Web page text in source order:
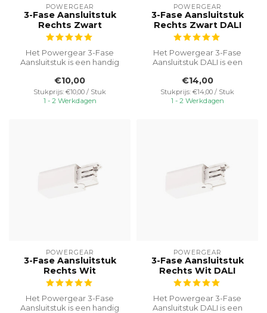
POWERGEAR
3-Fase Aansluitstuk
Rechts Zwart
Het Powergear 3-Fase
Aansluitstuk is een handig
zorg...
€10,00
Stukprijs: €10,00 / Stuk
1 - 2 Werkdagen
POWERGEAR
3-Fase Aansluitstuk
Rechts Zwart DALI
Het Powergear 3-Fase
Aansluitstuk DALI is een
onderdeel dat...
€14,00
Stukprijs: €14,00 / Stuk
1 - 2 Werkdagen
POWERGEAR
3-Fase Aansluitstuk
Rechts Wit
Het Powergear 3-Fase
Aansluitstuk is een handig
POWERGEAR
3-Fase Aansluitstuk
Rechts Wit DALI
Het Powergear 3-Fase
Aansluitstuk DALI is een